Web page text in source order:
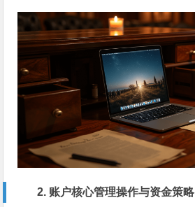
2. 账户核心管理操作与资金策略